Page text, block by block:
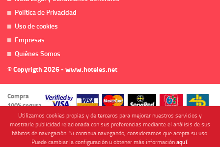
Política de Privacidad
Uso de cookies
Empresas
Quiénes Somos
© Copyrigth 2026 - www.hoteles.net
Compra
100% segura
Utilizamos cookies propias y de terceros para mejorar nuestros servicios y
mostrarle publicidad relacionada con sus preferencias mediante el análisis de sus
hábitos de navegación. Si continua navegando, consideramos que acepta su uso.
Puede cambiar la configuración u obtener más informaciónaquí.